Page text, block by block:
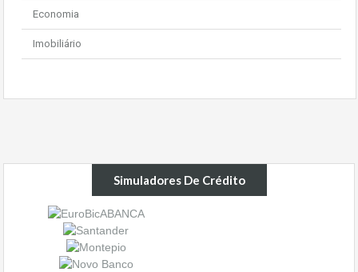
Economia
Imobiliário
Simuladores De Crédito